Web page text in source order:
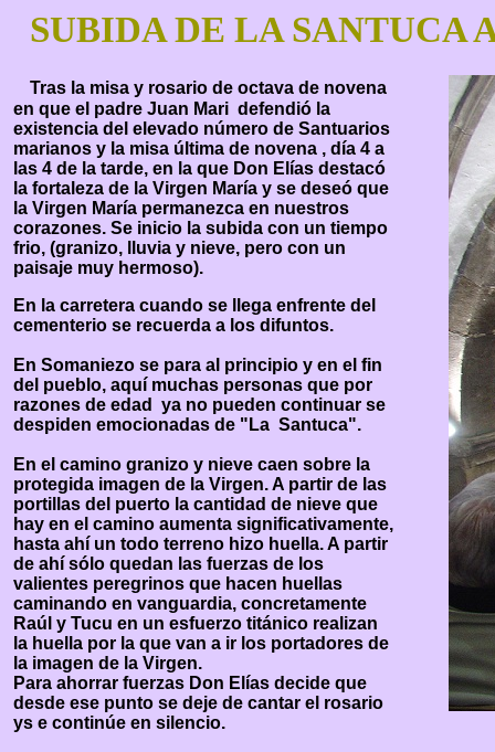
SUBIDA DE LA SANTUCA
Tras la misa y rosario de octava de novena
en que el padre Juan Mari defendió la
existencia del elevado número de Santuarios
marianos y la misa última de novena , día 4 a
las 4 de la tarde, en la que Don Elías destacó
la fortaleza de la Virgen María y se deseó que
la Virgen María permanezca en nuestros
corazones. Se inicio la subida con un tiempo
frio, (granizo, lluvia y nieve, pero con un
paisaje muy hermoso).
En la carretera cuando se llega enfrente del
cementerio se recuerda a los difuntos.
En Somaniezo se para al principio y en el fin
del pueblo, aquí muchas personas que por
razones de edad ya no pueden continuar se
despiden emocionadas de "La Santuca".
En el camino granizo y nieve caen sobre la
protegida imagen de la Virgen. A partir de las
portillas del puerto la cantidad de nieve que
hay en el camino aumenta significativamente,
hasta ahí un todo terreno hizo huella. A partir
de ahí sólo quedan las fuerzas de los
valientes peregrinos que hacen huellas
caminando en vanguardia, concretamente
Raúl y Tucu en un esfuerzo titánico realizan
la huella por la que van a ir los portadores de
la imagen de la Virgen.
Para ahorrar fuerzas Don Elías decide que
desde ese punto se deje de cantar el rosario
ys e continúe en silencio.